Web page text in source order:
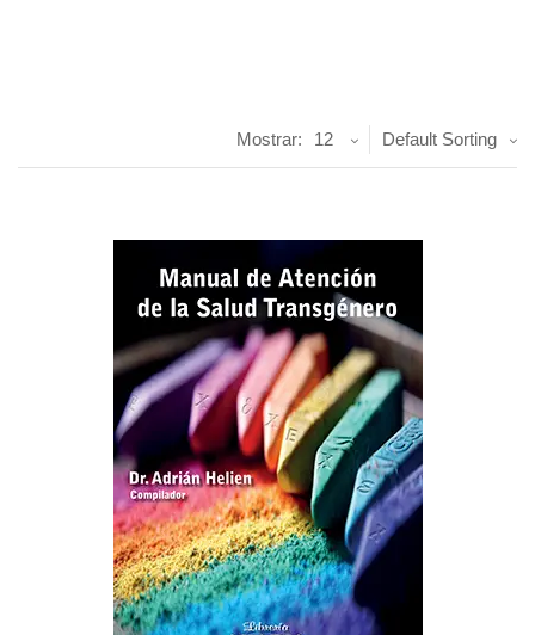
Default Sorting
Mostrar: 12